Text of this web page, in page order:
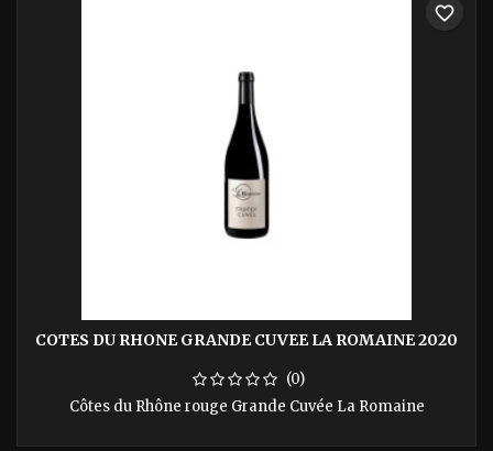
COTES DU RHONE GRANDE CUVEE LA ROMAINE 2020
(0)
Côtes du Rhône rouge Grande Cuvée La Romaine
favorite_border